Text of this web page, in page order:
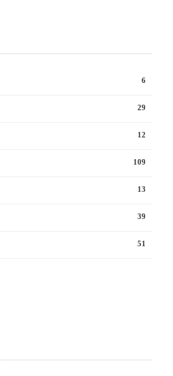
6
29
12
109
13
39
51